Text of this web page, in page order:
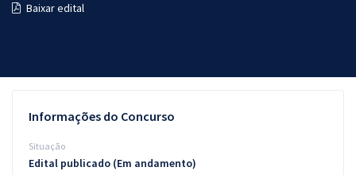
Questões grátis
Baixar edital
Informações do Concurso
Situação
Edital publicado (Em andamento)